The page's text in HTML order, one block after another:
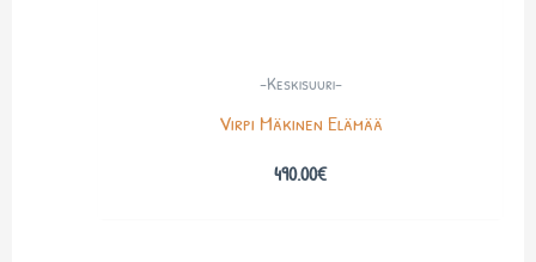
-Keskisuuri-
Virpi Mäkinen Elämää
490.00€